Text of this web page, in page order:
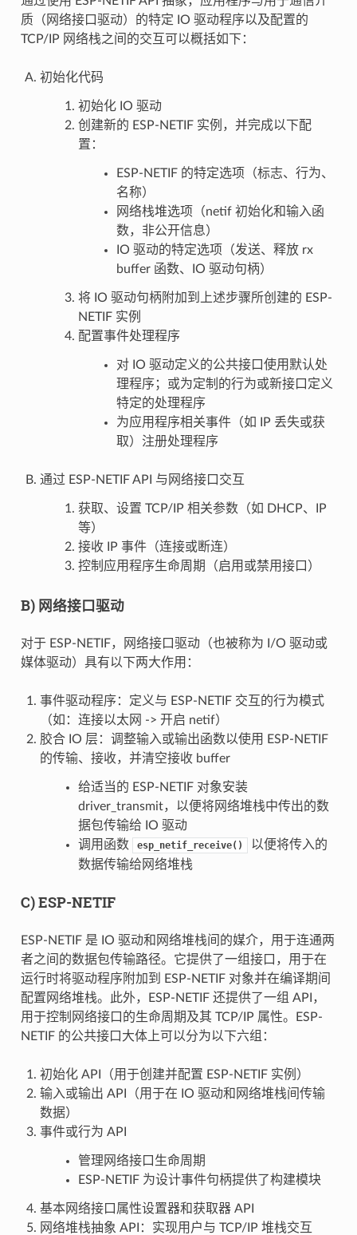
质（网络接口驱动）的特定 IO 驱动程序以及配置的
TCP/IP 网络栈之间的交互可以概括如下：
初始化代码
初始化 IO 驱动
创建新的 ESP-NETIF 实例，并完成以下配
置：
ESP-NETIF 的特定选项（标志、行为、
名称）
网络栈堆选项（netif 初始化和输入函
数，非公开信息）
IO 驱动的特定选项（发送、释放 rx
buffer 函数、IO 驱动句柄）
将 IO 驱动句柄附加到上述步骤所创建的 ESP-
NETIF 实例
配置事件处理程序
对 IO 驱动定义的公共接口使用默认处
理程序；或为定制的行为或新接口定义
特定的处理程序
为应用程序相关事件（如 IP 丢失或获
取）注册处理程序
通过 ESP-NETIF API 与网络接口交互
获取、设置 TCP/IP 相关参数（如 DHCP、IP
等）
接收 IP 事件（连接或断连）
控制应用程序生命周期（启用或禁用接口）
B) 网络接口驱动
对于 ESP-NETIF，网络接口驱动（也被称为 I/O 驱动或
媒体驱动）具有以下两大作用：
事件驱动程序：定义与 ESP-NETIF 交互的行为模式
（如：连接以太网 -> 开启 netif）
胶合 IO 层：调整输入或输出函数以使用 ESP-NETIF
的传输、接收，并清空接收 buffer
给适当的 ESP-NETIF 对象安装
driver_transmit，以便将网络堆栈中传出的数
据包传输给 IO 驱动
调用函数
esp_netif_receive()
以便将传入的
数据传输给网络堆栈
C) ESP-NETIF
ESP-NETIF 是 IO 驱动和网络堆栈间的媒介，用于连通两
者之间的数据包传输路径。它提供了一组接口，用于在
运行时将驱动程序附加到 ESP-NETIF 对象并在编译期间
配置网络堆栈。此外，ESP-NETIF 还提供了一组 API，
用于控制网络接口的生命周期及其 TCP/IP 属性。ESP-
NETIF 的公共接口大体上可以分为以下六组：
初始化 API（用于创建并配置 ESP-NETIF 实例）
输入或输出 API（用于在 IO 驱动和网络堆栈间传输
数据）
事件或行为 API
管理网络接口生命周期
ESP-NETIF 为设计事件句柄提供了构建模块
基本网络接口属性设置器和获取器 API
网络堆栈抽象 API：实现用户与 TCP/IP 堆栈交互